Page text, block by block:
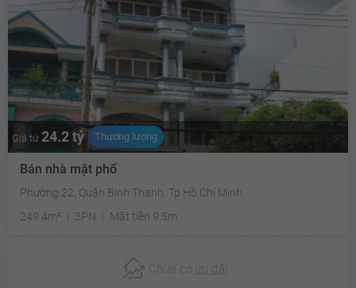
Giá từ 24.2 tỷ Thương lượng
Bán nhà mặt phố
Phường 22, Quận Bình Thạnh, Tp Hồ Chí Minh
249.4m²
3PN Mặt tiền 9.5m
Chưa có ưu đãi